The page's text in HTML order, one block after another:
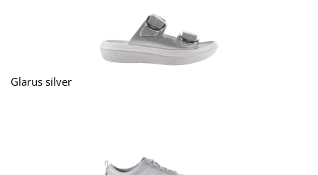
Glarus silver